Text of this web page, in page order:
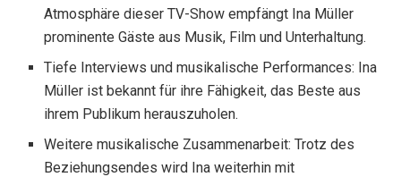
Atmosphäre dieser TV-Show empfängt Ina Müller
prominente Gäste aus Musik, Film und Unterhaltung.
Tiefe Interviews und musikalische Performances: Ina
Müller ist bekannt für ihre Fähigkeit, das Beste aus
ihrem Publikum herauszuholen.
Weitere musikalische Zusammenarbeit: Trotz des
Beziehungsendes wird Ina weiterhin mit